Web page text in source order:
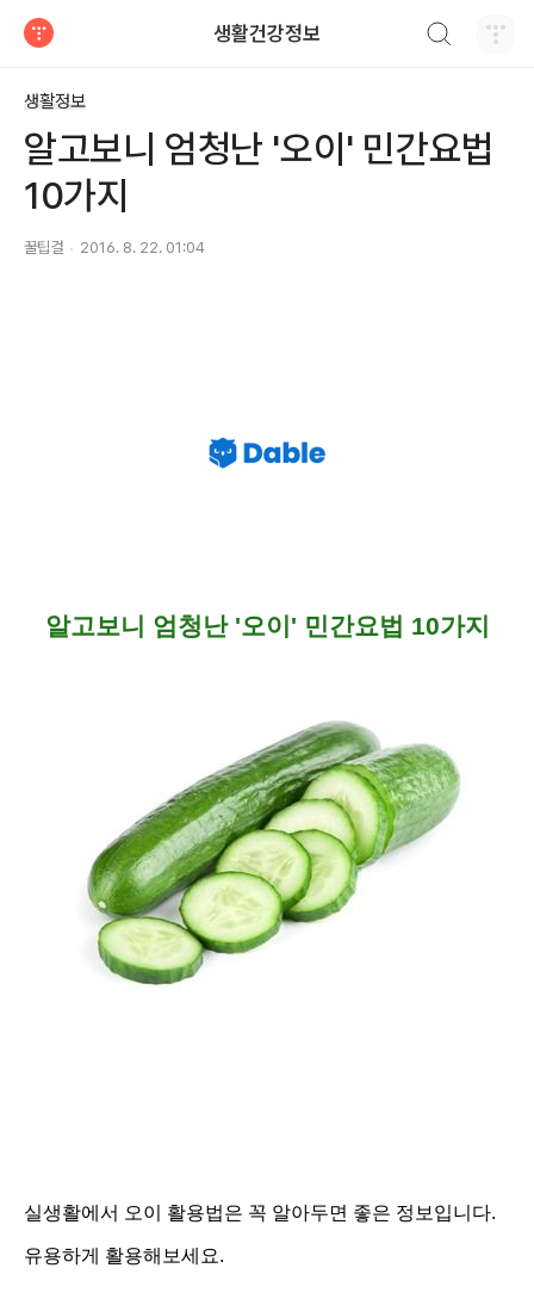
생활건강정보
생활정보
알고보니 엄청난 '오이' 민간요법
10가지
꿀팁걸 2016. 8. 22. 01:04
알고보니 엄청난 '오이' 민간요법 10가지
실생활에서 오이 활용법은 꼭 알아두면 좋은 정보입니다.
유용하게 활용해보세요.